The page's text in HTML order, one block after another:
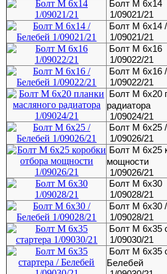
Болт М 6х14
1/09021/21
Болт М 6х14
1/09021/21
Болт М 6х16
1/09022/21
Болт М 6х16
1/09022/21
Болт М 6х20
радиатора
1/09024/21
Болт М 6х25
1/09026/21
Болт М 6х25
мощности
1/09026/21
Болт М 6х30
1/09028/21
Болт М 6х30
1/09028/21
Болт М 6х35
1/09030/21
Болт М 6х35
Белебей